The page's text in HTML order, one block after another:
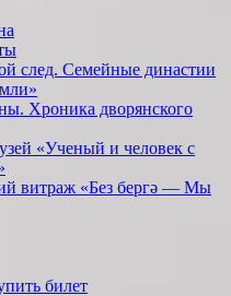
след. Семейные династии
Хроника дворянского
«Ученый и человек с
витраж «Без бергə — Мы
билет